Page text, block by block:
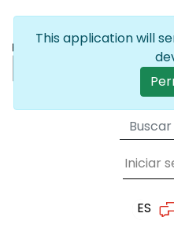
Iniciar
ES
This application will